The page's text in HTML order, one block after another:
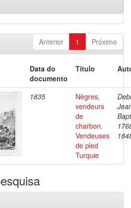
Anterior 1 Próximo
Data do
documento
Título
1835
Nègres,
vendeurs
de
charbon.
Vendeuses
de pled
Turquie